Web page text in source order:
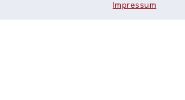
Impressum
Sitemap